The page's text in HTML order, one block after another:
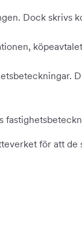
Dock skrivs
för att de